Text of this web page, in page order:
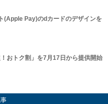
(Apple Pay)のdカードのデザインを
おトク割」を7月17日から提供開始